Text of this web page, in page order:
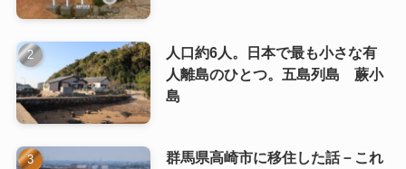
人口約6人。日本で最も小さな有
人離島のひとつ。五島列島 蕨小
島
群馬県高崎市に移住した話－これ